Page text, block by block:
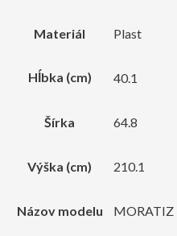
Materiál Plast
Hĺbka (cm) 40.1
Šírka 64.8
Výška (cm) 210.1
Názov modelu MORATIZ